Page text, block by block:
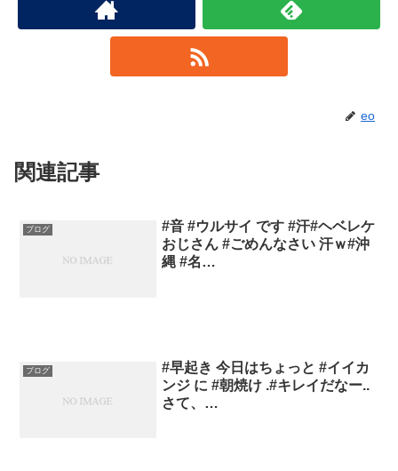
eo
関連記事
ブログ
#音 #ウルサイ です #汗#ヘベレケ
おじさん #ごめんなさい 汗ｗ#沖
縄 #名…
ブログ
#早起き 今日はちょっと #イイカ
ンジ に #朝焼け .#キレイだなー..
さて、…